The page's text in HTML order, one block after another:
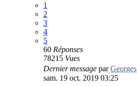
1
2
3
4
5
60 Réponses
78215 Vues
Dernier message parGeorges
sam. 19 oct. 2019 03:25